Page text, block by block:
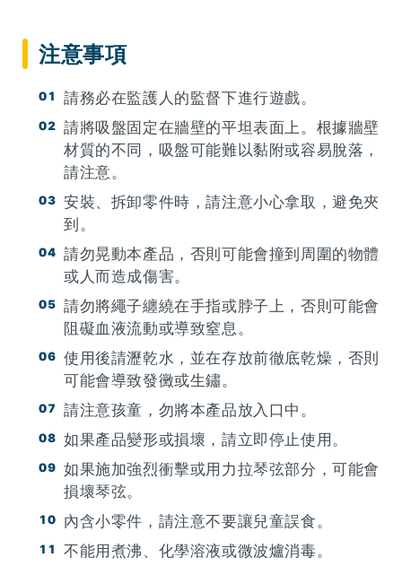
注意事項
請務必在監護人的監督下進行遊戲。
請將吸盤固定在牆壁的平坦表面上。根據牆壁
材質的不同，吸盤可能難以黏附或容易脫落，
請注意。
安裝、拆卸零件時，請注意小心拿取，避免夾
到。
請勿晃動本產品，否則可能會撞到周圍的物體
或人而造成傷害。
請勿將繩子纏繞在手指或脖子上，否則可能會
阻礙血液流動或導致窒息。
使用後請瀝乾水，並在存放前徹底乾燥，否則
可能會導致發黴或生鏽。
請注意孩童，勿將本產品放入口中。
如果產品變形或損壞，請立即停止使用。
如果施加強烈衝擊或用力拉琴弦部分，可能會
損壞琴弦。
內含小零件，請注意不要讓兒童誤食。
不能用煮沸、化學溶液或微波爐消毒。